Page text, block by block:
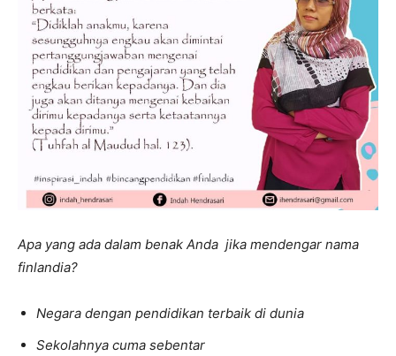
Apa yang ada dalam benak Anda jika mendengar nama
finlandia?
Negara dengan pendidikan terbaik di dunia
Sekolahnya cuma sebentar